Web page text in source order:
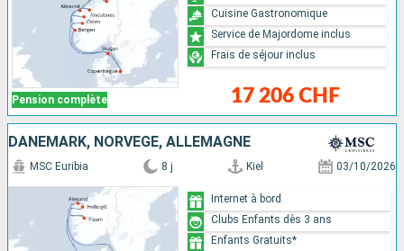
Pension complète 17 206 CHF
Cuisine Gastronomique
Service de Majordome inclus
Frais de séjour inclus
DANEMARK, NORVÈGE, ALLEMAGNE
MSC Euribia 8 j Kiel 03/10/2026
Internet à bord
Clubs Enfants dès 3 ans
Enfants Gratuits*